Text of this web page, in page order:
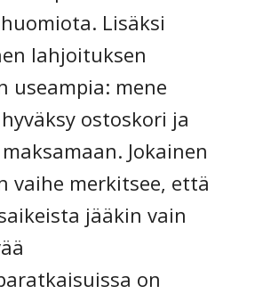
Lisäksi
lahjoituksen
useampia: mene
ostoskori ja
Jokainen
vaihe merkitsee, että
jääkin vain
on